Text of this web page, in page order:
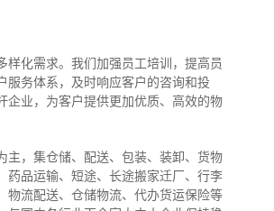
化需求。我们加强员工培训，提高员
服务体系，及时响应客户的咨询和投
企业，为客户提供更加优质、高效的物
主，集仓储、配送、包装、装卸、货物
药品运输、短途、长途搬家迁厂、行李
物流配送、仓储物流、代办货运保险等